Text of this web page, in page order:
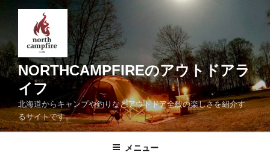
ン
ツ
へ
キ
ッ
NORTHCAMPFIREのアウトドアラ
イフ
北海道からキャンプや釣りなどアウトドア全般の楽しさを紹介す
るサイトです。
メニュー